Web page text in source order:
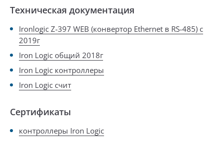
Техническая документация
Ironlogic Z-397 WEB (конвертор Ethernet в RS-485) с
2019г
Iron Logic общий 2018г
Iron Logic контроллеры
Iron Logic счит
Сертификаты
контроллеры Iron Logic